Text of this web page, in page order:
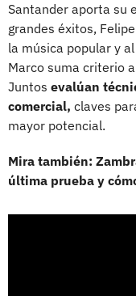
Santander aporta su
grandes éxitos,
la música popular y
Marco suma criterio
Juntos evalúan
comercial, claves
mayor potencial.
Mira también:
última prueba y